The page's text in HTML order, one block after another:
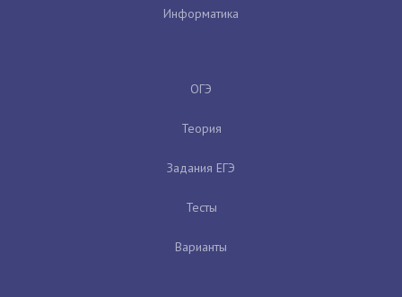
Информатика
ОГЭ
Теория
Задания ЕГЭ
Тесты
Варианты